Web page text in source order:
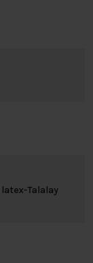
Talalay